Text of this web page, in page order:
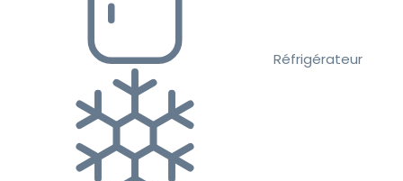
Réfrigérateur